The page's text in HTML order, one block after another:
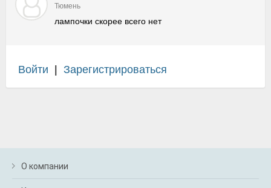
Тюмень
лампочки скорее всего нет
Войти Зарегистрироваться
О компании